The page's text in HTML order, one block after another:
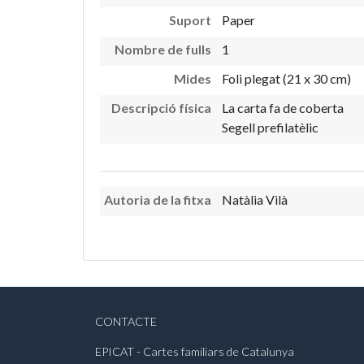
Suport
Paper
Nombre de fulls
1
Mides
Foli plegat (21 x 30 cm)
Descripció física
La carta fa de coberta
Segell prefilatèlic
Autoria de la fitxa Natàlia Vilà
CONTACTE
EPICAT - Cartes familiars de Catalunya